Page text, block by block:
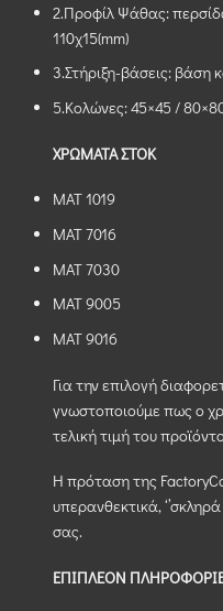
2.Προφίλ Ψάθας:
110χ15(mm)
3.Στήριξη-βάσεις: βάση
5.Κολώνες: 45×45 /
ΧΡΩΜΑΤΑ ΣΤΟΚ
MAT 1019
MAT 7016
MAT 7030
MAT 9005
MAT 9016
Για την επιλογή
γνωστοποιούμε πως ο
τελική τιμή του
Η πρόταση της
υπερανθεκτικά,
σας.
ΕΠΙΠΛΕΟΝ